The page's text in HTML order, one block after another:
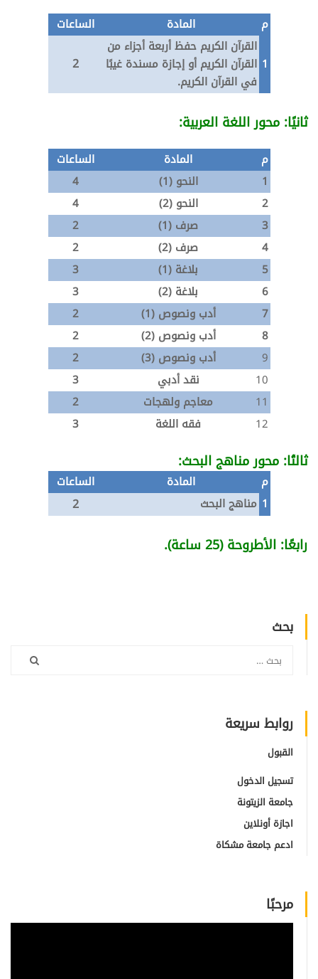
م المادة
الساعات
1
القرآن الكريم حفظ أربعة أجزاء من
القرآن الكريم أو إجازة مسندة غيبًا
في القرآن الكريم.
2
ثانيًا: محور اللغة العربية:
م المادة
الساعات
1
النحو (1)
4
2
النحو (2)
4
3
صرف (1)
2
4
صرف (2)
2
5
بلاغة (1)
3
6
بلاغة (2)
3
7
أدب ونصوص (1)
2
8
أدب ونصوص (2)
2
9
أدب ونصوص (3)
2
10
نقد أدبي
3
11
معاجم ولهجات
2
12
فقه اللغة 3
ثالثًا: محور مناهج البحث:
م المادة
الساعات
1 مناهج البحث 2
رابعًا: الأطروحة (25 ساعة).
بحث
روابط سريعة
القبول
تسجيل الدخول
جامعة الزيتونة
اجازة أونلاين
ادعم جامعة مشكاة
مرحبًا